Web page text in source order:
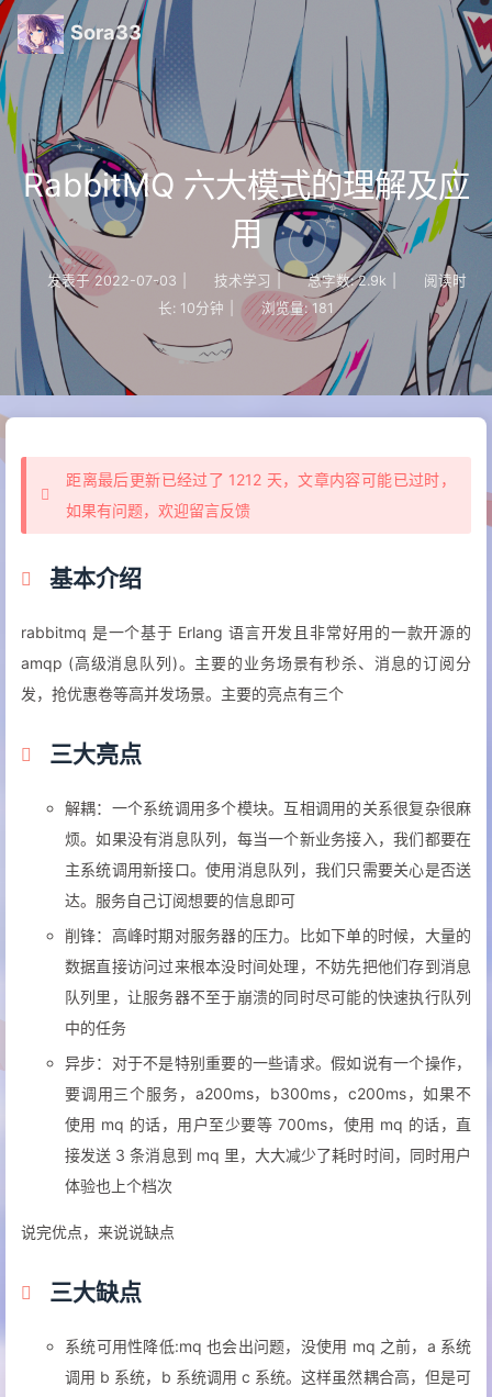
Sora33
RabbitMQ 六大模式的理解及应
用
发表于 2022-07-03 技术学习 总字数: 2.9k
阅读时
长: 10分钟 浏览量: 181
距离最后更新已经过了 1212 天，文章内容可能已过时，
如果有问题，欢迎留言反馈
基本介绍
rabbitmq 是一个基于 Erlang 语言开发且非常好用的一款开源的
amqp (高级消息队列)。主要的业务场景有秒杀、消息的订阅分
发，抢优惠卷等高并发场景。主要的亮点有三个
三大亮点
解耦：一个系统调用多个模块。互相调用的关系很复杂很麻
烦。如果没有消息队列，每当一个新业务接入，我们都要在
主系统调用新接口。使用消息队列，我们只需要关心是否送
达。服务自己订阅想要的信息即可
削锋：高峰时期对服务器的压力。比如下单的时候，大量的
数据直接访问过来根本没时间处理，不妨先把他们存到消息
队列里，让服务器不至于崩溃的同时尽可能的快速执行队列
中的任务
异步：对于不是特别重要的一些请求。假如说有一个操作，
要调用三个服务，a200ms，b300ms，c200ms，如果不
使用 mq 的话，用户至少要等 700ms，使用 mq 的话，直
接发送 3 条消息到 mq 里，大大减少了耗时时间，同时用户
体验也上个档次
说完优点，来说说缺点
三大缺点
系统可用性降低:mq 也会出问题，没使用 mq 之前，a 系统
调用 b 系统，b 系统调用 c 系统。这样虽然耦合高，但是可